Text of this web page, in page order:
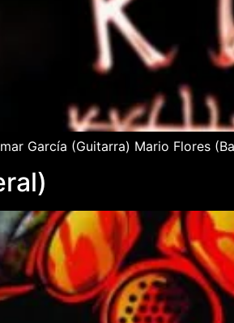
García (Guitarra) Mario Flores